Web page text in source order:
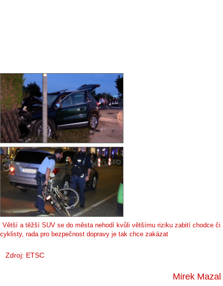
Větší a těžší SUV se do města nehodí kvůli většímu riziku zabití chodce či
cyklisty, rada pro bezpečnost dopravy je tak chce zakázat
Zdroj: ETSC
Mirek Mazal